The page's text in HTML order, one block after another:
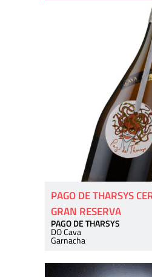
PAGO DE THARSYS
GRAN RESERVA
PAGO DE THARSYS
DO Cava
Garnacha